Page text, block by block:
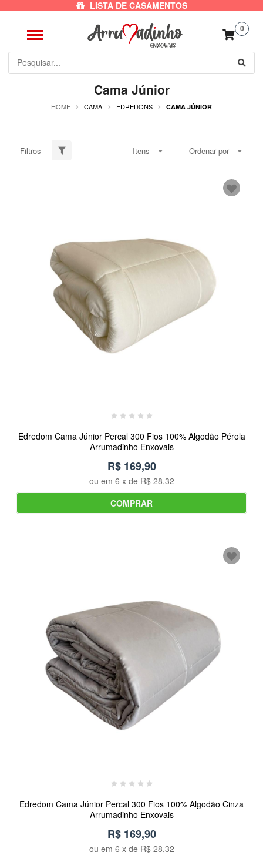
LISTA DE CASAMENTOS
0
Cama Júnior
HOME CAMA EDREDONS CAMA JÚNIOR
Filtros Itens Ordenar por
Edredom Cama Júnior Percal 300 Fios 100% Algodão Pérola
Arrumadinho Enxovais
R$ 169,90
ou em 6 x de R$ 28,32
COMPRAR
Edredom Cama Júnior Percal 300 Fios 100% Algodão Cinza
Arrumadinho Enxovais
R$ 169,90
ou em 6 x de R$ 28,32